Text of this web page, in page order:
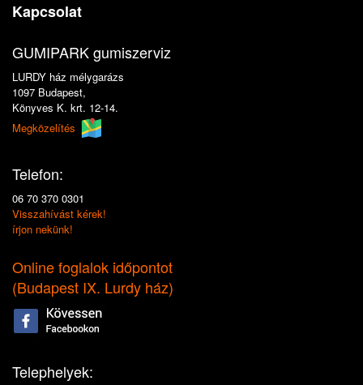
Kapcsolat
GUMIPARK gumiszerviz
LURDY ház mélygarázs
1097 Budapest,
Könyves K. krt. 12-14.
Megközelítés
Telefon:
06 70 370 0301
Visszahívást kérek!
írjon nekünk!
Online foglalok időpontot
(Budapest IX. Lurdy ház)
Telephelyek: